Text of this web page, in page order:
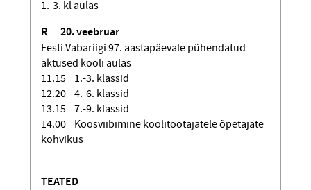
1.-3. kl aulas
R 20. veebruar
Eesti Vabariigi 97. aastapäevale pühendatud
aktused kooli aulas
11.15 1.-3. klassid
12.20 4.-6. klassid
13.15 7.-9. klassid
14.00 Koosviibimine koolitöötajatele õpetajate
kohvikus
TEATED